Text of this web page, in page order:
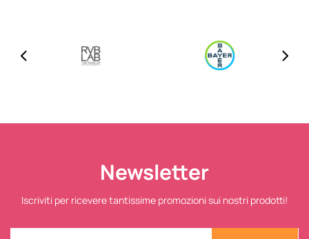
Newsletter
Iscriviti per ricevere tantissime promozioni sui nostri prodotti!